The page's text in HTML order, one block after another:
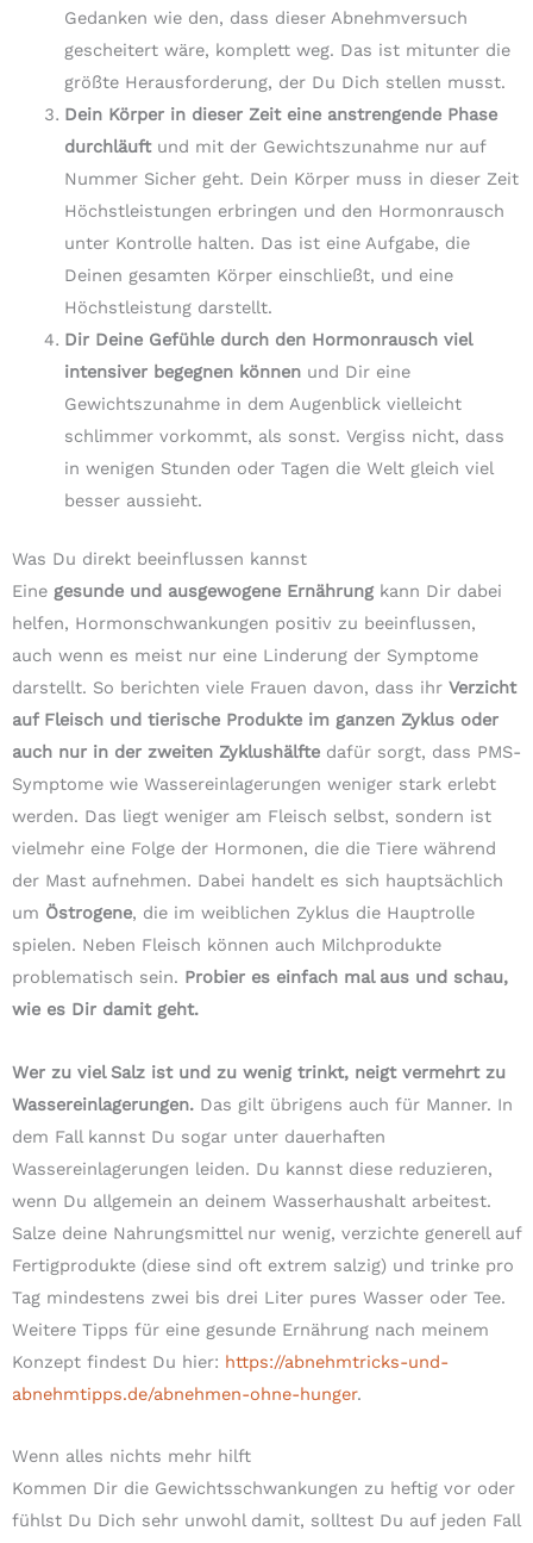
Gedanken wie den, dass dieser Abnehmversuch
gescheitert wäre, komplett weg. Das ist mitunter die
größte Herausforderung, der Du Dich stellen musst.
Dein Körper in dieser Zeit eine anstrengende Phase
durchläuftund mit der Gewichtszunahme nur auf
Nummer Sicher geht. Dein Körper muss in dieser Zeit
Höchstleistungen erbringen und den Hormonrausch
unter Kontrolle halten. Das ist eine Aufgabe, die
Deinen gesamten Körper einschließt, und eine
Höchstleistung darstellt.
Dir Deine Gefühle durch den Hormonrausch viel
intensiver begegnen könnenund Dir eine
Gewichtszunahme in dem Augenblick vielleicht
schlimmer vorkommt, als sonst. Vergiss nicht, dass
in wenigen Stunden oder Tagen die Welt gleich viel
besser aussieht.
Was Du direkt beeinflussen kannst
Eine gesunde und ausgewogene Ernährungkann Dir dabei
helfen, Hormonschwankungen positiv zu beeinflussen,
auch wenn es meist nur eine Linderung der Symptome
darstellt. So berichten viele Frauen davon, dass ihr Verzicht
auf Fleisch und tierische Produkte im ganzen Zyklus oder
auch nur in der zweiten Zyklushälfte dafür sorgt, dass PMS-
Symptome wie Wassereinlagerungen weniger stark erlebt
werden. Das liegt weniger am Fleisch selbst, sondern ist
vielmehr eine Folge der Hormonen, die die Tiere während
der Mast aufnehmen. Dabei handelt es sich hauptsächlich
um Östrogene, die im weiblichen Zyklus die Hauptrolle
spielen. Neben Fleisch können auch Milchprodukte
problematisch sein. Probier es einfach mal aus und schau,
wie es Dir damit geht.
Wer zu viel Salz ist und zu wenig trinkt, neigt vermehrt zu
Wassereinlagerungen. Das gilt übrigens auch für Manner. In
dem Fall kannst Du sogar unter dauerhaften
Wassereinlagerungen leiden. Du kannst diese reduzieren,
wenn Du allgemein an deinem Wasserhaushalt arbeitest.
Salze deine Nahrungsmittel nur wenig, verzichte generell auf
Fertigprodukte (diese sind oft extrem salzig) und trinke pro
Tag mindestens zwei bis drei Liter pures Wasser oder Tee.
Weitere Tipps für eine gesunde Ernährung nach meinem
Konzept findest Du hier: https://abnehmtricks-und-
abnehmtipps.de/abnehmen-ohne-hunger.
Wenn alles nichts mehr hilft
Kommen Dir die Gewichtsschwankungen zu heftig vor oder
fühlst Du Dich sehr unwohl damit, solltest Du auf jeden Fall